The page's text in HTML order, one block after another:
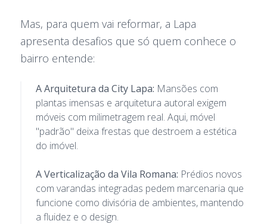
Mas, para quem vai reformar, a Lapa
apresenta desafios que só quem conhece o
bairro entende:
A Arquitetura da City Lapa: Mansões com
plantas imensas e arquitetura autoral exigem
móveis com milimetragem real. Aqui, móvel
"padrão" deixa frestas que destroem a estética
do imóvel.
A Verticalização da Vila Romana: Prédios novos
com varandas integradas pedem marcenaria que
funcione como divisória de ambientes, mantendo
a fluidez e o design.